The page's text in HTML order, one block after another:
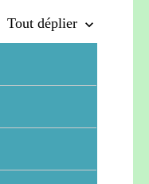
Tout déplier keyboard_arrow_down